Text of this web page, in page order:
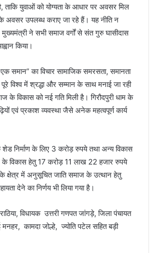
है, ताकि युवाओं को योग्यता के आधार पर अवसर मिल
अवसर उपलब्ध कराए जा रहे हैं। यह नीति न
ने सभी समाज वर्गों से संत गुरु घासीदास
किया।
का विचार सामाजिक समरसता, समानता
विश्व में श्रद्धा और सम्मान के साथ मनाई जा रही
के विकास को नई गति मिली है। गिरौदपुरी धाम के
एवं प्रकाश व्यवस्था जैसे अनेक महत्वपूर्ण कार्य
शेड निर्माण के लिए 3 करोड़ रुपये तथा अन्य विकास
के विकास हेतु 17 करोड़ 11 लाख 22 हजार रुपये
के क्षेत्र में अनुसूचित जाति समाज के उत्थान हेतु
देने का निर्णय भी लिया गया है।
विधायक उत्तरी गणपत जांगड़े, जिला पंचायत
मनहर, कामदा जोल्हे, ज्योति पटेल सहित बड़ी